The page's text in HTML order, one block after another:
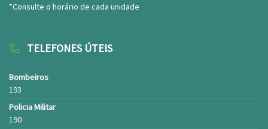
*Consulte o horário de cada unidade
TELEFONES ÚTEIS
Bombeiros
193
Policia Militar
190